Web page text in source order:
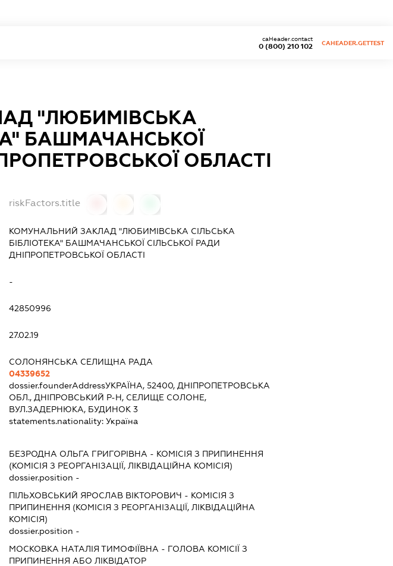
0 (800) 210 102
caHeader.contact
CAHEADER.GETTEST
"ЛЮБИМІВСЬКА
БАШМАЧАНСЬКОЇ
ОБЛАСТІ
riskFactors.title
КОМУНАЛЬНИЙ ЗАКЛАД "ЛЮБИМІВСЬКА СІЛЬСЬКА
БІБЛІОТЕКА" БАШМАЧАНСЬКОЇ СІЛЬСЬКОЇ РАДИ
ДНІПРОПЕТРОВСЬКОЇ ОБЛАСТІ
-
42850996
27.02.19
СОЛОНЯНСЬКА СЕЛИЩНА РАДА
04339652
dossier.founderAddressУКРАЇНА, 52400, ДНІПРОПЕТРОВСЬКА
ОБЛ., ДНІПРОВСЬКИЙ Р-Н, СЕЛИЩЕ СОЛОНЕ,
ВУЛ.ЗАДЕРНЮКА, БУДИНОК 3
statements.nationality: Україна
БЕЗРОДНА ОЛЬГА ГРИГОРІВНА - КОМІСІЯ З ПРИПИНЕННЯ
(КОМІСІЯ З РЕОРГАНІЗАЦІЇ, ЛІКВІДАЦІЙНА КОМІСІЯ)
dossier.position -
ПІЛЬХОВСЬКИЙ ЯРОСЛАВ ВІКТОРОВИЧ - КОМІСІЯ З
ПРИПИНЕННЯ (КОМІСІЯ З РЕОРГАНІЗАЦІЇ, ЛІКВІДАЦІЙНА
КОМІСІЯ)
dossier.position -
МОСКОВКА НАТАЛІЯ ТИМОФІЇВНА - ГОЛОВА КОМІСІЇ З
ПРИПИНЕННЯ АБО ЛІКВІДАТОР